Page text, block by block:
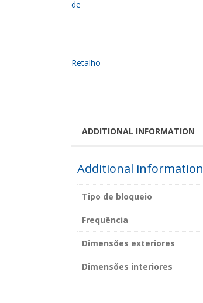
ADDITIONAL INFORMATION
Additional information
Tipo de bloqueio
Frequência
Dimensões exteriores
Dimensões interiores